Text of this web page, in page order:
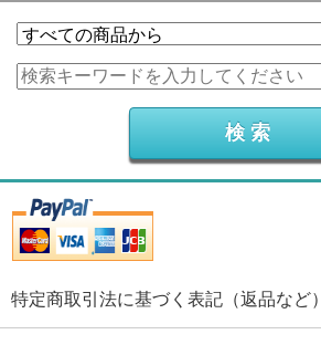
特定商取引法に基づく表記（返品など）